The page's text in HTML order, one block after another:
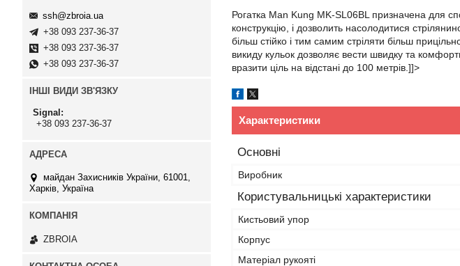
Рогатка Man Kung MK-SL06BL призначена для
конструкцію, і дозволить насолодитися
більш стійко і тим самим стріляти більш
викиду кульок дозволяє вести швидку та
вразити ціль на відстані до 100 метрів.]]>
Характеристики
Основні
Виробник
Користувальницькі характеристики
Кистьовий упор
Корпус
Матеріал рукояті
ssh@zbroia.ua
+38 093 237-36-37
+38 093 237-36-37
+38 093 237-36-37
ІНШІ ВИДИ ЗВ'ЯЗКУ
Signal
+38 093 237-36-37
майдан Захисників України, 61001,
Харків, Україна
ZBROIA